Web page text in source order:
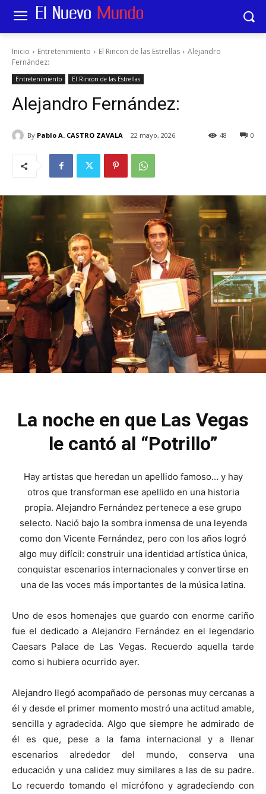
Inicio Entretenimiento El Rincon de las Estrellas
Alejandro
Fernández:
Entretenimiento El Rincon de las Estrellas
Alejandro Fernández:
By Pablo A. CASTRO ZAVALA 22 mayo, 2026 0
48
La noche en que Las Vegas
le cantó al “Potrillo”
Hay artistas que heredan un apellido famoso… y hay
otros que transforman ese apellido en una historia
propia. Alejandro Fernández pertenece a ese grupo
selecto. Nació bajo la sombra inmensa de una leyenda
como don Vicente Fernández, pero con los años logró
algo muy difícil: construir una identidad artística única,
conquistar escenarios internacionales y convertirse en
una de las voces más importantes de la música latina.
Uno de esos homenajes que guardo con enorme cariño
fue el dedicado a Alejandro Fernández en el legendario
Caesars Palace de Las Vegas. Recuerdo aquella tarde
como si hubiera ocurrido ayer.
Alejandro llegó acompañado de personas muy cercanas a
él y desde el primer momento mostró una actitud amable,
sencilla y agradecida. Algo que siempre he admirado de
él es que, pese a la fama internacional y a llenar
escenarios alrededor del mundo, conserva una
educación y una calidez muy similares a las de su padre.
Lo recuerdo tomando el micrófono y agradeciendo con